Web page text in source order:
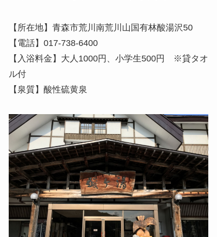
【所在地】青森市荒川南荒川山国有林酸湯沢50
【電話】017-738-6400
【入浴料金】大人1000円、小学生500円 ※貸タオ
ル付
【泉質】酸性硫黄泉